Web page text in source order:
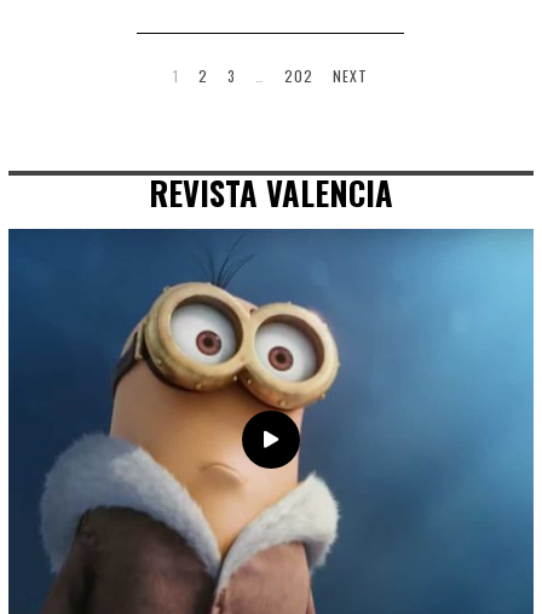
1 2 3 202 NEXT
REVISTA VALENCIA